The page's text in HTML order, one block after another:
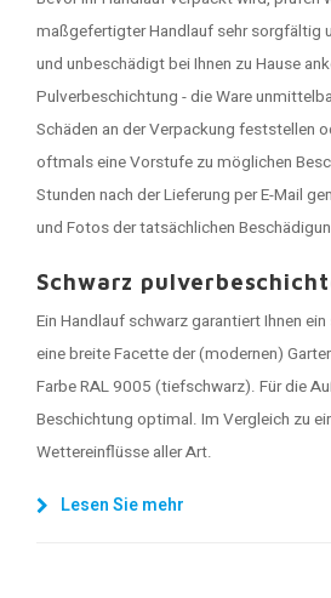
maßgefertigter Handlauf sehr sorgfältig
und unbeschädigt bei Ihnen zu Hause
Pulverbeschichtung - die Ware
Schäden an der Verpackung feststellen
oftmals eine Vorstufe zu möglichen
Stunden nach der Lieferung per E-Mail
und Fotos der tatsächlichen
Schwarz
Ein Handlauf schwarz garantiert Ihnen
eine breite Facette der (modernen)
Farbe RAL 9005 (tiefschwarz). Für die
Beschichtung optimal. Im Vergleich zu
Wettereinflüsse aller Art.
Lesen Sie mehr